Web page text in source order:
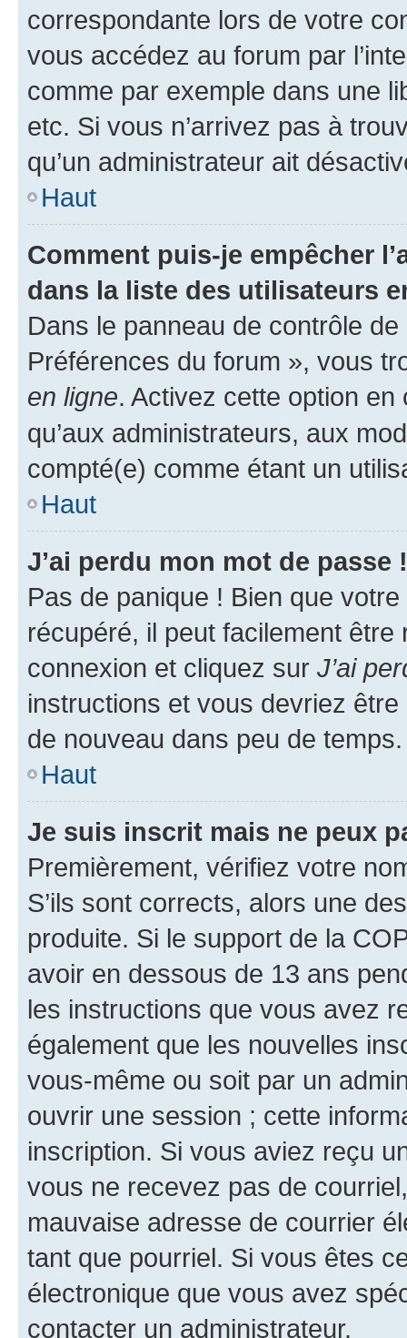
correspondante lors de votre
vous accédez au forum par
comme par exemple dans une
etc. Si vous n’arrivez pas à
qu’un administrateur ait
Haut
Comment puis-je empêcher
dans la liste des utilisateurs
Dans le panneau de contrôle
Préférences du forum », vous
en ligne. Activez cette option
qu’aux administrateurs, aux
compté(e) comme étant un
Haut
J’ai perdu mon mot de passe !
Pas de panique ! Bien que
récupéré, il peut facilement
connexion et cliquez sur J’ai
instructions et vous devriez
de nouveau dans peu de temps.
Haut
Je suis inscrit mais ne peux
Premièrement, vérifiez votre
S’ils sont corrects, alors une
produite. Si le support de la
avoir en dessous de 13 ans
les instructions que vous avez
également que les nouvelles
vous-même ou soit par un
ouvrir une session ; cette
inscription. Si vous aviez reçu
vous ne recevez pas de
mauvaise adresse de courrier
tant que pourriel. Si vous êtes
électronique que vous avez
contacter un administrateur.